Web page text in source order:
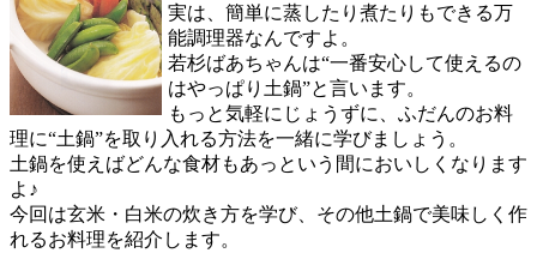
実は、簡単に蒸したり煮たりもできる万
能調理器なんですよ。
若杉ばあちゃんは“一番安心して使えるの
はやっぱり土鍋”と言います。
もっと気軽にじょうずに、ふだんのお料
理に“土鍋”を取り入れる方法を一緒に学びましょう。
土鍋を使えばどんな食材もあっという間においしくなります
よ♪
今回は玄米・白米の炊き方を学び、その他土鍋で美味しく作
れるお料理を紹介します。